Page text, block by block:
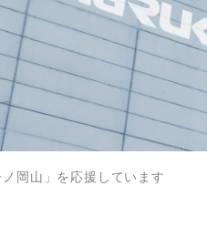
岡山」を応援しています